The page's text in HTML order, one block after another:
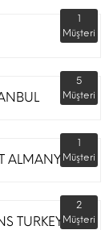
1
Müşteri
5
Müşteri
ALMANYA
1
Müşteri
TURKEY
2
Müşteri